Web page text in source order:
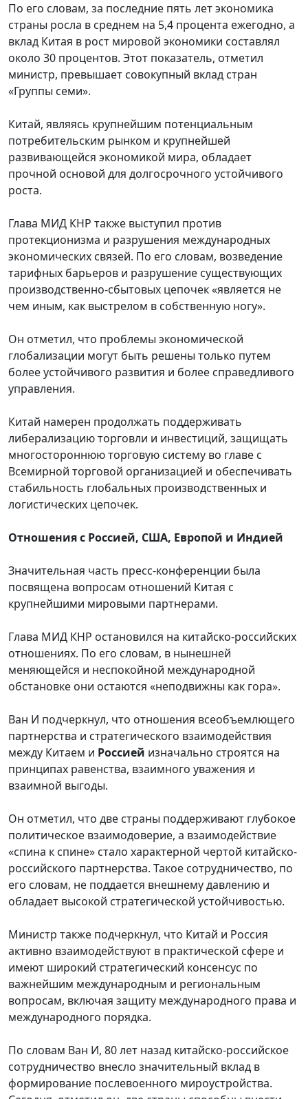
По его словам, за последние пять лет экономика
страны росла в среднем на 5,4 процента ежегодно, а
вклад Китая в рост мировой экономики составлял
около 30 процентов. Этот показатель, отметил
министр, превышает совокупный вклад стран
«Группы семи».
Китай, являясь крупнейшим потенциальным
потребительским рынком и крупнейшей
развивающейся экономикой мира, обладает
прочной основой для долгосрочного устойчивого
роста.
Глава МИД КНР также выступил против
протекционизма и разрушения международных
экономических связей. По его словам, возведение
тарифных барьеров и разрушение существующих
производственно-сбытовых цепочек «является не
чем иным, как выстрелом в собственную ногу».
Он отметил, что проблемы экономической
глобализации могут быть решены только путем
более устойчивого развития и более справедливого
управления.
Китай намерен продолжать поддерживать
либерализацию торговли и инвестиций, защищать
многостороннюю торговую систему во главе с
Всемирной торговой организацией и обеспечивать
стабильность глобальных производственных и
логистических цепочек.
Отношения с Россией, США, Европой и Индией
Значительная часть пресс-конференции была
посвящена вопросам отношений Китая с
крупнейшими мировыми партнерами.
Глава МИД КНР остановился на китайско-российских
отношениях. По его словам, в нынешней
меняющейся и неспокойной международной
обстановке они остаются «неподвижны как гора».
Ван И подчеркнул, что отношения всеобъемлющего
партнерства и стратегического взаимодействия
между Китаем и Россией изначально строятся на
принципах равенства, взаимного уважения и
взаимной выгоды.
Он отметил, что две страны поддерживают глубокое
политическое взаимодоверие, а взаимодействие
«спина к спине» стало характерной чертой китайско-
российского партнерства. Такое сотрудничество, по
его словам, не поддается внешнему давлению и
обладает высокой стратегической устойчивостью.
Министр также подчеркнул, что Китай и Россия
активно взаимодействуют в практической сфере и
имеют широкий стратегический консенсус по
важнейшим международным и региональным
вопросам, включая защиту международного права и
международного порядка.
По словам Ван И, 80 лет назад китайско-российское
сотрудничество внесло значительный вклад в
формирование послевоенного мироустройства.